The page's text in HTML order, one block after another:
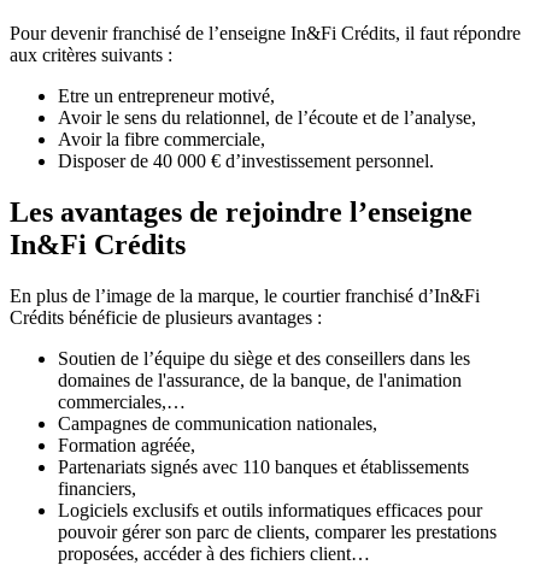
Pour devenir franchisé de l’enseigne In&Fi Crédits, il faut répondre
aux critères suivants :
Etre un entrepreneur motivé,
Avoir le sens du relationnel, de l’écoute et de l’analyse,
Avoir la fibre commerciale,
Disposer de 40 000 € d’investissement personnel.
Les avantages de rejoindre l’enseigne
In&Fi Crédits
En plus de l’image de la marque, le courtier franchisé d’In&Fi
Crédits bénéficie de plusieurs avantages :
Soutien de l’équipe du siège et des conseillers dans les
domaines de l'assurance, de la banque, de l'animation
commerciales,…
Campagnes de communication nationales,
Formation agréée,
Partenariats signés avec 110 banques et établissements
financiers,
Logiciels exclusifs et outils informatiques efficaces pour
pouvoir gérer son parc de clients, comparer les prestations
proposées, accéder à des fichiers client…